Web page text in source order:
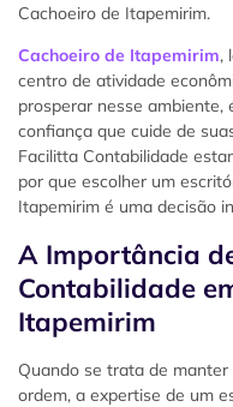
Cachoeiro de Itapemirim.
Cachoeiro de Itapemirim,
centro de atividade
prosperar nesse
confiança que cuide de
Facilitta Contabilidade
por que escolher um
Itapemirim é uma decisão
A Importância
Contabilidade
Itapemirim
Quando se trata de
ordem, a expertise de um